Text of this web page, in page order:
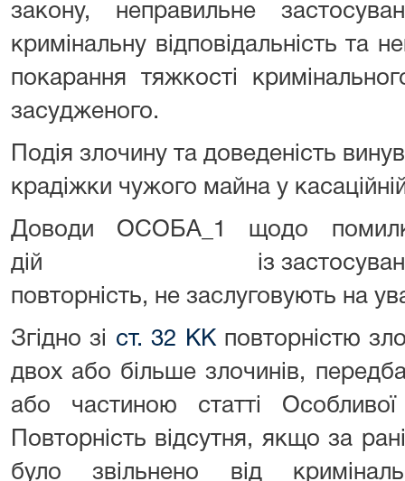
закону, неправильне
кримінальну відповідальність та
покарання тяжкості
засудженого.
Подія злочину та доведеність
крадіжки чужого майна у
Доводи ОСОБА_1 щодо
дій із застосуванням
повторність, не заслуговують на
Згідно зі ст. 32 ККповторністю
двох або більше злочинів,
або частиною статті
Повторність відсутня, якщо за
було звільнено від